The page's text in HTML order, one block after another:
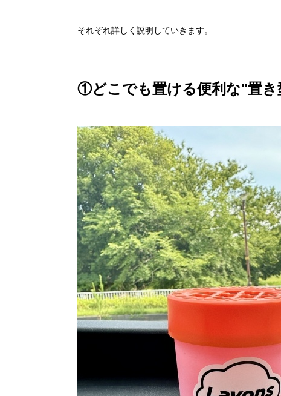
それぞれ詳しく説明していきます。
①どこでも置ける便利な"置き